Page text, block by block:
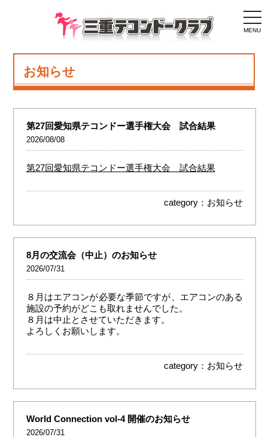
MENU
お知らせ
第27回愛知県テコンドー選手権大会 試合結果
2026/08/08
第27回愛知県テコンドー選手権大会 試合結果
category： お知らせ
8月の交流会（中止）のお知らせ
2026/07/31
８月はエアコンが必要な季節ですが、エアコンのある
施設の予約がどこも取れませんでした。
８月は中止とさせていただきます。
よろしくお願いします。
category： お知らせ
World Connection vol-4 開催のお知らせ
2026/07/31